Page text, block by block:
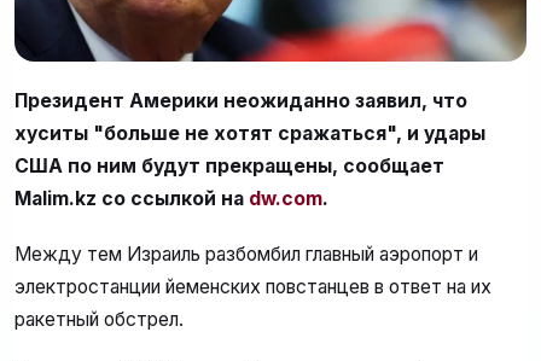
Президент Америки неожиданно заявил, что
хуситы "больше не хотят сражаться", и удары
США по ним будут прекращены, сообщает
Malim.kz со ссылкой на dw.com.
Между тем Израиль разбомбил главный аэропорт и
электростанции йеменских повстанцев в ответ на их
ракетный обстрел.